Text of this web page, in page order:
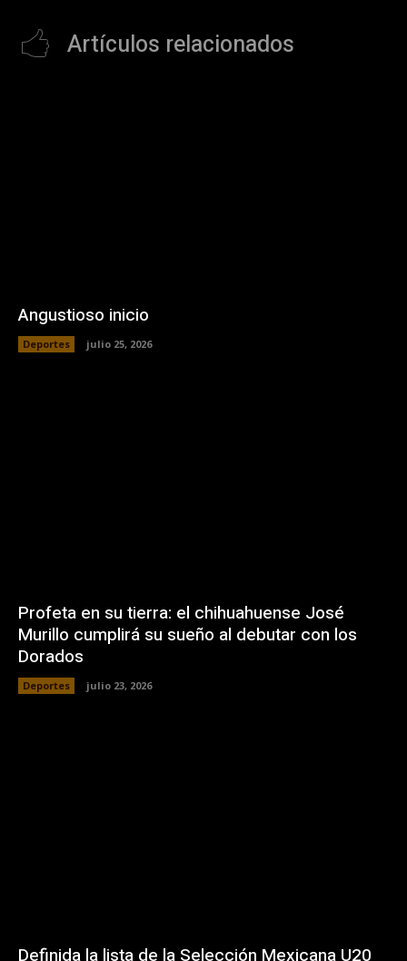
Artículos relacionados
Angustioso inicio
Deportes julio 25, 2026
Profeta en su tierra: el chihuahuense José
Murillo cumplirá su sueño al debutar con los
Dorados
Deportes julio 23, 2026
Definida la lista de la Selección Mexicana U20